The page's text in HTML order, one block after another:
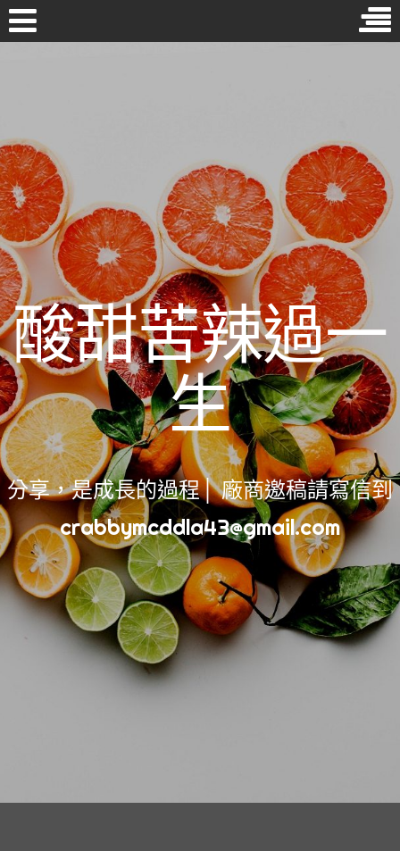
酸甜苦辣過一
生
分享，是成長的過程│ 廠商邀稿請寫信到
crabbymcddla43@gmail.com
的化妝水使用方式！
年齡超過四十九還能進行牙齒矯正嗎？牙醫生這麼說…
拔智齒後覺得同側頭痛、下顎骨疼痛嗎？這些也許是乾性齒槽
炎的症狀
哪種種類的葉黃素最好？1分鐘帶你搞懂單方與複方的功效
維他命C功效多！除了可增多免疫力，居然還能…
分類
(保養)技巧/方法
(分享)醫學知識
(創業)青創/金融
(彩妝)選色/畫法
寂寞High歌
成長紀錄
美容紓壓新選擇
超級購物狂